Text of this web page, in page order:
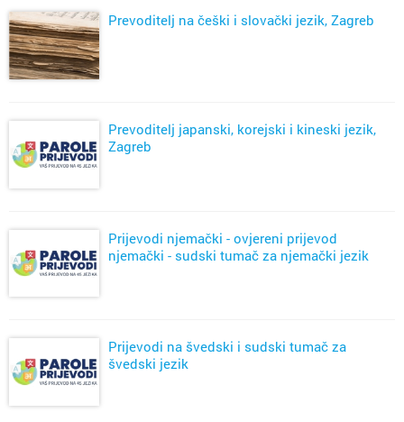
Prevoditelj na češki i slovački jezik, Zagreb
Prevoditelj japanski, korejski i kineski jezik,
Zagreb
Prijevodi njemački - ovjereni prijevod
njemački - sudski tumač za njemački jezik
Prijevodi na švedski i sudski tumač za
švedski jezik